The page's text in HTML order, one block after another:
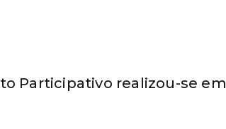
Participativo realizou-se em